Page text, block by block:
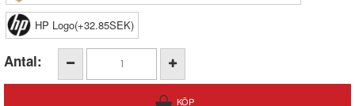
HP Logo(+32.85SEK)
Antal: